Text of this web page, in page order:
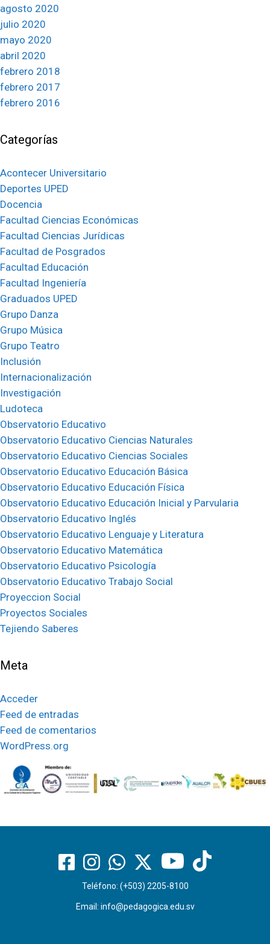
agosto 2020
julio 2020
mayo 2020
abril 2020
febrero 2018
febrero 2017
febrero 2016
Categorías
Acontecer Universitario
Deportes UPED
Docencia
Facultad Ciencias Económicas
Facultad Ciencias Jurídicas
Facultad de Posgrados
Facultad Educación
Facultad Ingeniería
Graduados UPED
Grupo Danza
Grupo Música
Grupo Teatro
Inclusión
Internacionalización
Investigación
Ludoteca
Observatorio Educativo
Observatorio Educativo Ciencias Naturales
Observatorio Educativo Ciencias Sociales
Observatorio Educativo Educación Básica
Observatorio Educativo Educación Física
Observatorio Educativo Educación Inicial y Parvularia
Observatorio Educativo Inglés
Observatorio Educativo Lenguaje y Literatura
Observatorio Educativo Matemática
Observatorio Educativo Psicología
Observatorio Educativo Trabajo Social
Proyeccion Social
Proyectos Sociales
Tejiendo Saberes
Meta
Acceder
Feed de entradas
Feed de comentarios
WordPress.org
Teléfono: (+503) 2205-8100
Email: info@pedagogica.edu.sv